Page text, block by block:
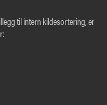
til intern kildesortering, er